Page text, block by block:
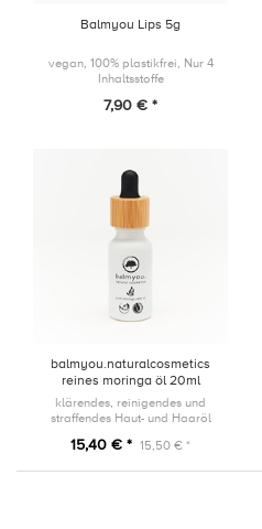
Balmyou Lips 5g
vegan, 100% plastikfrei, Nur 4
Inhaltsstoffe
7,90 € *
balmyou.naturalcosmetics
reines moringa öl 20ml
klärendes, reinigendes und
straffendes Haut- und Haaröl
15,40 € * 15,50 € *